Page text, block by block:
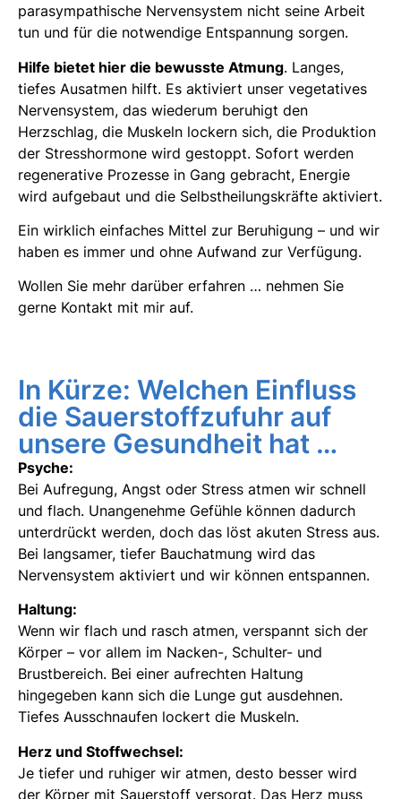
parasympathische Nervensystem nicht seine Arbeit
tun und für die notwendige Entspannung sorgen.
Hilfe bietet hier die bewusste Atmung. Langes,
tiefes Ausatmen hilft. Es aktiviert unser vegetatives
Nervensystem, das wiederum beruhigt den
Herzschlag, die Muskeln lockern sich, die Produktion
der Stresshormone wird gestoppt. Sofort werden
regenerative Prozesse in Gang gebracht, Energie
wird aufgebaut und die Selbstheilungskräfte aktiviert.
Ein wirklich einfaches Mittel zur Beruhigung – und wir
haben es immer und ohne Aufwand zur Verfügung.
Wollen Sie mehr darüber erfahren … nehmen Sie
gerne Kontakt mit mir auf.
In Kürze: Welchen Einfluss
die Sauerstoffzufuhr auf
unsere Gesundheit hat …
Psyche:
Bei Aufregung, Angst oder Stress atmen wir schnell
und flach. Unangenehme Gefühle können dadurch
unterdrückt werden, doch das löst akuten Stress aus.
Bei langsamer, tiefer Bauchatmung wird das
Nervensystem aktiviert und wir können entspannen.
Haltung:
Wenn wir flach und rasch atmen, verspannt sich der
Körper – vor allem im Nacken-, Schulter- und
Brustbereich. Bei einer aufrechten Haltung
hingegeben kann sich die Lunge gut ausdehnen.
Tiefes Ausschnaufen lockert die Muskeln.
Herz und Stoffwechsel:
Je tiefer und ruhiger wir atmen, desto besser wird
der Körper mit Sauerstoff versorgt. Das Herz muss